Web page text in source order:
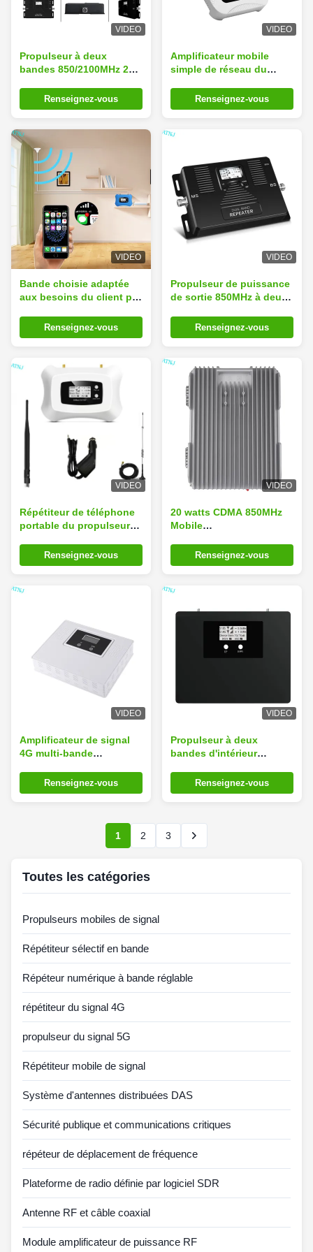
VIDEO
Propulseur à deux
bandes 850/2100MHz 2G
de téléphone portable
Renseignez-vous
VIDEO
Amplificateur mobile
simple de réseau du
répétiteur de la bande
70dB 3G
Renseignez-vous
VIDEO
Bande choisie adaptée
aux besoins du client par
signal de données de
CDMA 850MHz 2G 3G
Renseignez-vous
VIDEO
Propulseur de puissance
de sortie 850MHz à deux
20dBm 2G 3G 4G
Renseignez-vous
VIDEO
Répétiteur de téléphone
portable du propulseur
de GSM 3G 4G
d'amplificateur de
Renseignez-vous
VIDEO
20 watts CDMA 850MHz
Mobile
bande unique
Renseignez-vous
VIDEO
Amplificateur de signal
4G multi-bande
avec connecteur SMA
femelle
Renseignez-vous
VIDEO
Propulseur à deux
bandes d'intérieur
2G 3G 4G du gain 70dB
Renseignez-vous
1 2 3
Toutes les catégories
Propulseurs mobiles de signal
Répétiteur sélectif en bande
Répéteur numérique à bande réglable
répétiteur du signal 4G
propulseur du signal 5G
Répétiteur mobile de signal
Système d'antennes distribuées DAS
Sécurité publique et communications critiques
répéteur de déplacement de fréquence
Plateforme de radio définie par logiciel SDR
Antenne RF et câble coaxial
Module amplificateur de puissance RF